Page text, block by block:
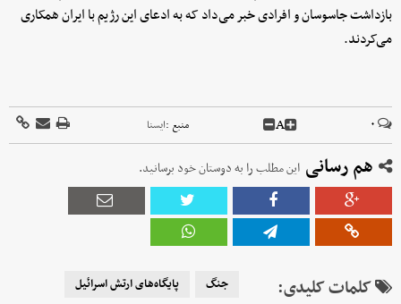
بازداشت جاسوسان و افرادی خبر می‌داد که به ادعای این رژیم با ایران همکاری
می‌کردند.
۰ A منبع :ايسنا
هم رسانی این مطلب را به دوستان خود برسانید.
کلمات کلیدی: جنگ پایگاه‌های ارتش اسرائیل